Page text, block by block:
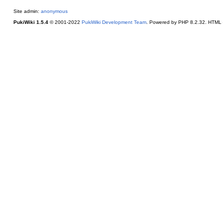
Site admin: anonymous
PukiWiki 1.5.4© 2001-2022 PukiWiki Development Team. Powered by PHP 8.2.32.